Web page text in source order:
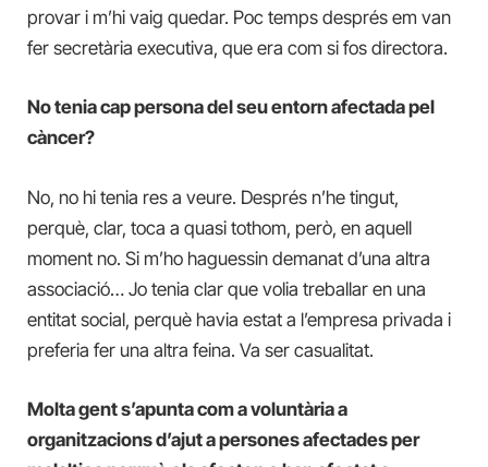
provar i m’hi vaig quedar. Poc temps després em van
fer secretària executiva, que era com si fos directora.
No tenia cap persona del seu entorn afectada pel
càncer?
No, no hi tenia res a veure. Després n’he tingut,
perquè, clar, toca a quasi tothom, però, en aquell
moment no. Si m’ho haguessin demanat d’una altra
associació… Jo tenia clar que volia treballar en una
entitat social, perquè havia estat a l’empresa privada i
preferia fer una altra feina. Va ser casualitat.
Molta gent s’apunta com a voluntària a
organitzacions d’ajut a persones afectades per